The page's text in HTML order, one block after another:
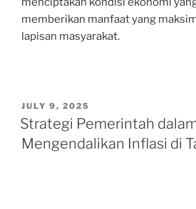
memberikan manfaat yang
lapisan masyarakat.
POSTED
ON
JULY 9, 2025
Strategi Pemerintah
Mengendalikan Inflasi di